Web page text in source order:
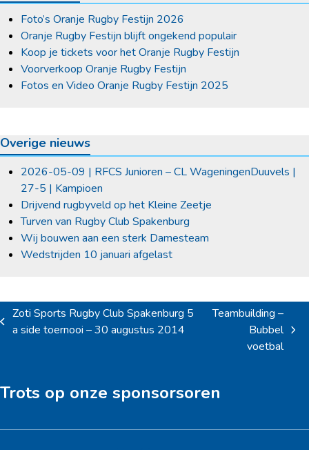
Foto’s Oranje Rugby Festijn 2026
Oranje Rugby Festijn blijft ongekend populair
Koop je tickets voor het Oranje Rugby Festijn
Voorverkoop Oranje Rugby Festijn
Fotos en Video Oranje Rugby Festijn 2025
Overige nieuws
2026-05-09 | RFCS Junioren – CL WageningenDuuvels |
27-5 | Kampioen
Drijvend rugbyveld op het Kleine Zeetje
Turven van Rugby Club Spakenburg
Wij bouwen aan een sterk Damesteam
Wedstrijden 10 januari afgelast
previous
Zoti Sports Rugby Club Spakenburg 5
a side toernooi – 30 augustus 2014
Teambuilding –
Bubbel
voetbal
Trots op onze sponsorsoren